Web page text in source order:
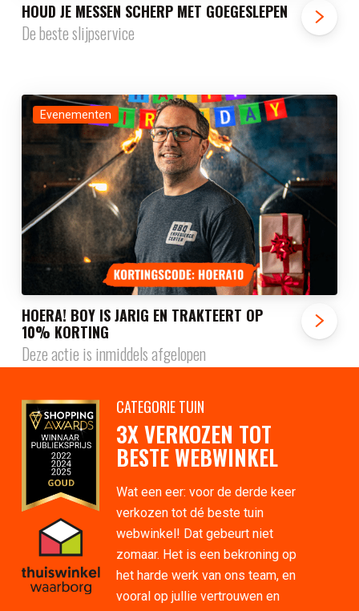
HOUD JE MESSEN SCHERP MET GOEGESLEPEN
De beste slijpservice
Evenementen
HOERA! BOY IS JARIG EN TRAKTEERT OP
10% KORTING
Deze actie is inmiddels afgelopen
CATEGORIE TUIN
3X VERKOZEN TOT
BESTE WEBWINKEL
Wat een eer: voor de derde keer
verkozen tot dé beste tuin
webwinkel! Dat gebeurt niet
zomaar. Het is een bekroning op
het harde werk van ons team, en
vooral op jullie vertrouwen en